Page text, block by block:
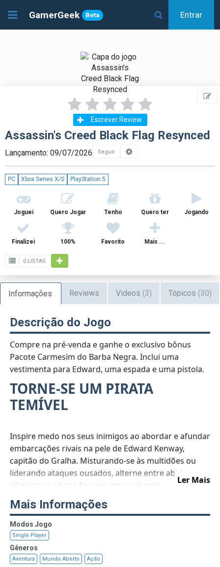
GamerGeek Beta Entrar
Escrever Review
Assassin's Creed Black Flag Resynced
Lançamento: 09/07/2026 Seguir
PC Xbox Series X/S PlayStation 5
Joguei Quero Jogar Tenho Quero ter Jogando
Finalizei 100% Favorito Mais ...
0 LISTAS
Informações Reviews Videos (3) Tópicos (30)
Descrição do Jogo
Ler Mais
Compre na pré-venda e ganhe o exclusivo bônus
Pacote Carmesim do Barba Negra. Inclui uma
vestimenta para Edward, uma espada e uma pistola.
TORNE-SE UM PIRATA
TEMÍVEL
Inspire medo nos seus inimigos ao abordar e afundar
embarcações rivais na pele de Edward Kenway,
capitão do Gralha. Misturando-se às multidões ou
liderando ataques ousados, alterne entre abates
silenciosos e lutas ferozes, empunhando
silenciosamente espadas, pistolas e a lâmina oculta.
Com um elenco de lendas piratas históricas ao seu
lado, desafie impérios em meio ao conflito milenar
entre Assassinos e Templários.
Mais Informações
Modos Jogo
Single Player
Gêneros
Aventura Mundo Aberto Ação